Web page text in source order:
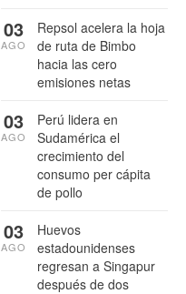
Repsol acelera la hoja
de ruta de Bimbo
hacia las cero
emisiones netas
03
AGO
Perú lidera en
Sudamérica el
crecimiento del
consumo per cápita
de pollo
03
AGO
Huevos
estadounidenses
regresan a Singapur
después de dos
03
AGO